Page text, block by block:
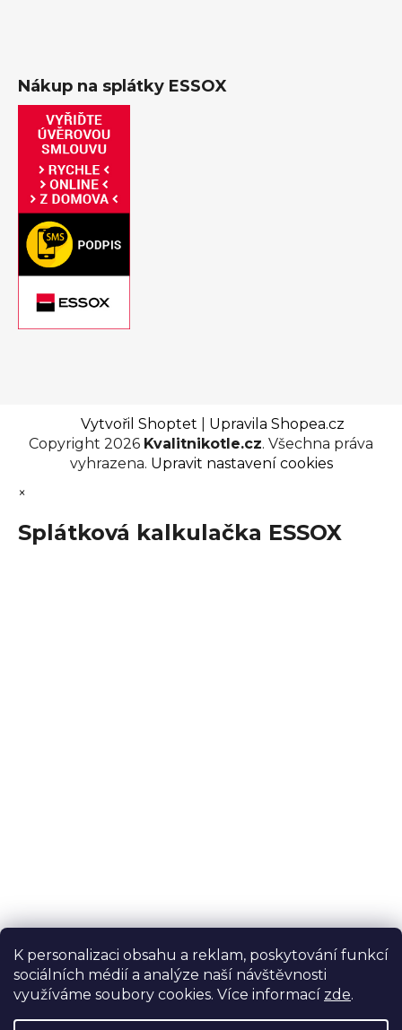
K personalizaci obsahu a reklam, poskytování funkcí
sociálních médií a analýze naší návštěvnosti
využíváme soubory cookies. Více informací zde.
Nákup na splátky ESSOX
Vytvořil Shoptet
Upravila Shopea.cz
Copyright 2026 Kvalitnikotle.cz. Všechna práva
vyhrazena. Upravit nastavení cookies
×
Splátková kalkulačka ESSOX